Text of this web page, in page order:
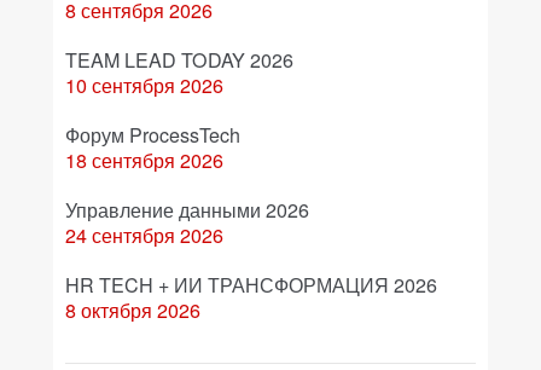
8 сентября 2026
TEAM LEAD TODAY 2026
10 сентября 2026
Форум ProcessTech
18 сентября 2026
Управление данными 2026
24 сентября 2026
HR TECH + ИИ ТРАНСФОРМАЦИЯ 2026
8 октября 2026